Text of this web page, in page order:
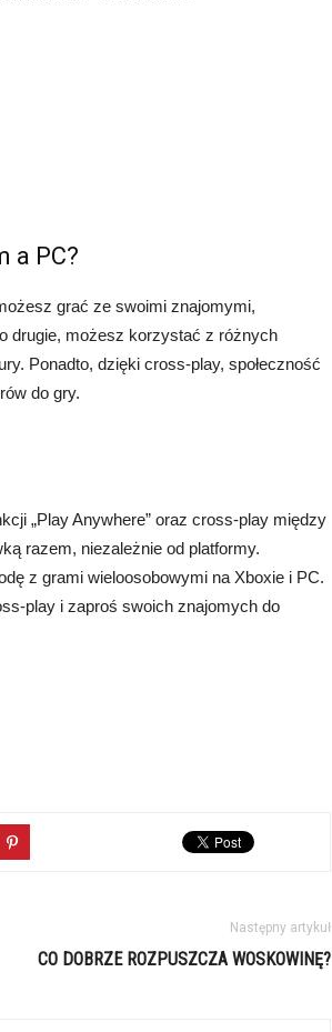
a PC?
grać ze swoimi znajomymi,
drugie, możesz korzystać z różnych
Ponadto, dzięki cross-play, społeczność
do gry.
„Play Anywhere” oraz cross-play między
razem, niezależnie od platformy.
z grami wieloosobowymi na Xboxie i PC.
play i zaproś swoich znajomych do
Następny artykuł
CO DOBRZE ROZPUSZCZA WOSKOWINĘ?